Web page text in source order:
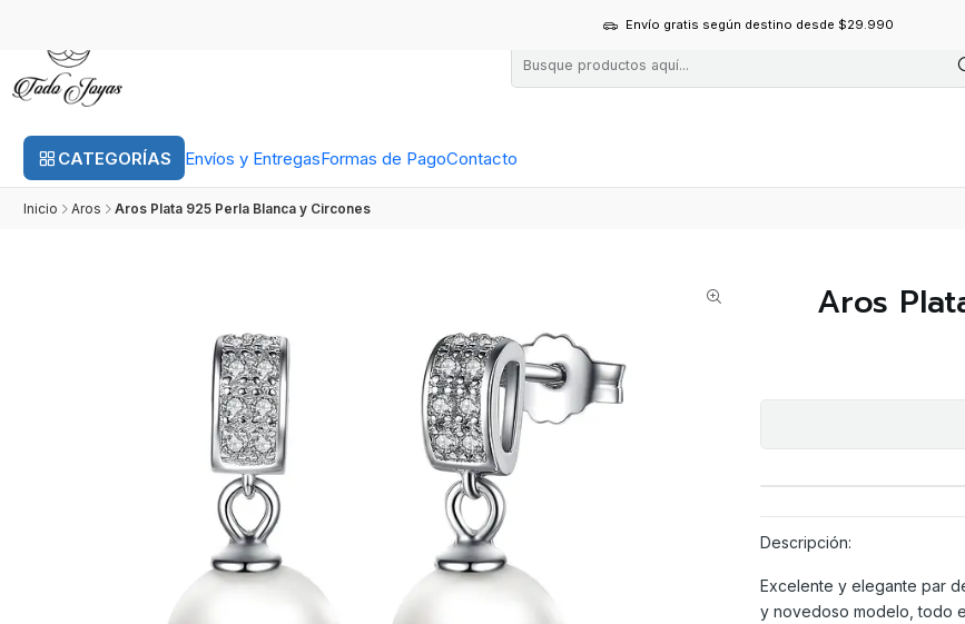
CATEGORÍAS Envíos y EntregasFormas de PagoContacto
Envío gratis según destino desde $29.990
Inicio Aros Aros Plata 925 Perla Blanca y Circones
Aros
Descripción:
Excelente y elegante par
y novedoso modelo, todo